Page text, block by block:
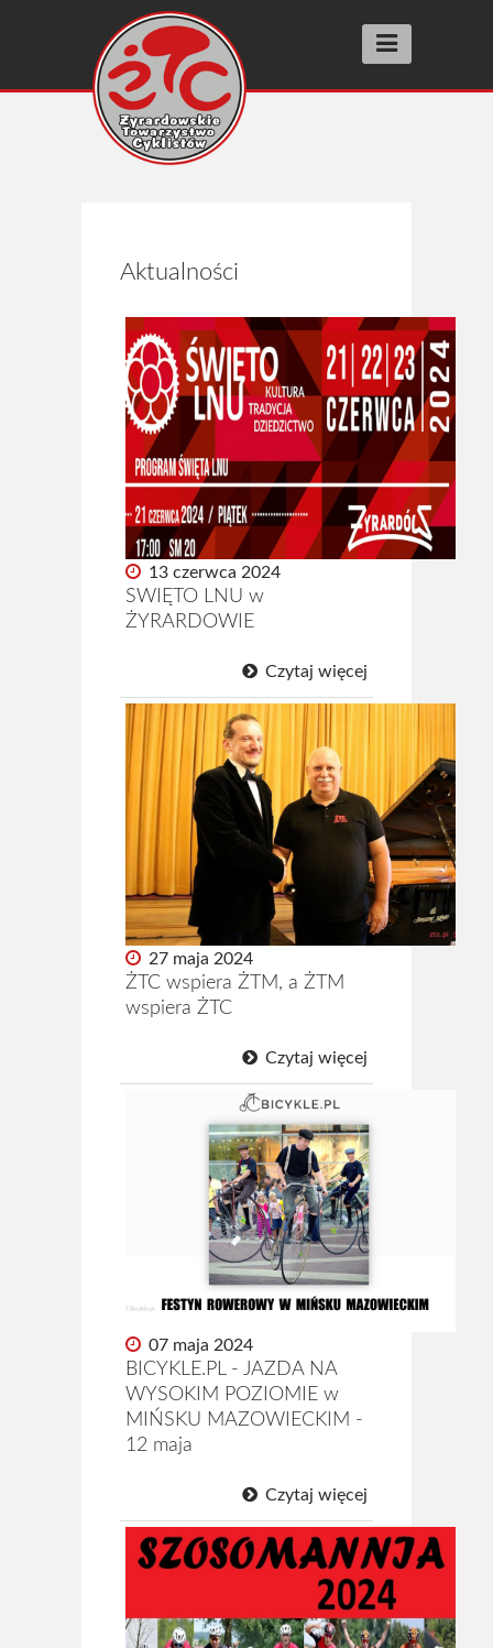
Aktualności
Wyścigi racing
SZOSOMANNIA
INNE WYŚCIGI
BIEGI ULICZNE street running
Wyniki
Archiwum 2025
Archiwum 2024
Archiwum 2023
Archiwum 2022
Archiwum 2019
Fotogaleria
Polecamy
Informacje
Pomoc
Historia ŻTC
Kto jest kto
Strój kolarski ŻTC
Regulamin
Statut ŻTC
Sklep
Kontakt
Aktualności
13 czerwca 2024
SWIĘTO LNU w
ŻYRARDOWIE
Czytaj więcej
27 maja 2024
ŻTC wspiera ŻTM, a ŻTM
wspiera ŻTC
Czytaj więcej
07 maja 2024
BICYKLE.PL - JAZDA NA
WYSOKIM POZIOMIE w
MIŃSKU MAZOWIECKIM -
12 maja
Czytaj więcej